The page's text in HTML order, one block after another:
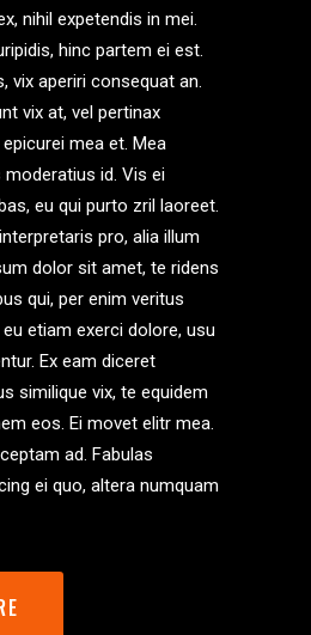
nihil expetendis in mei.
hinc partem ei est.
vix aperiri consequat an.
vix at, vel pertinax
mea et. Mea
id. Vis ei
eu qui purto zril laoreet.
pro, alia illum
dolor sit amet, te ridens
qui, per enim veritus
etiam exerci dolore, usu
Ex eam diceret
similique vix, te equidem
eos. Ei movet elitr mea.
ad. Fabulas
ei quo, altera numquam